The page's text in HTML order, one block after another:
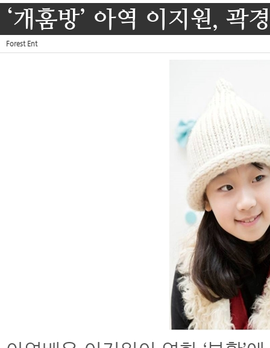
‘개훔방’ 아역 이지원, 곽
Forest Ent